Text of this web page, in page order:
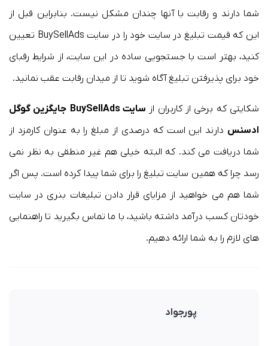
شما دارند و رقابت با آنها چندان مشکل نیست. بنابراین قبل از
این که قیمت تبلیغ در سایت خود را در سایت BuySellAds تعیین
کنید، بهتر است با جستجویی ساده در این سایت، از شرایط رقبای
خود برای پذیرفتن تبلیغ آگاه شوید تا از میدان رقابت عقب نمانید.
شکایتی که برخی از کاربران از سایتBuySellAds جایگزین گوگل
ادسنس دارند این است که درصدی از مبلغ را به عنوان کارمزد از
شما دریافت می کند. که البته خیلی هم غیر منطقی به نظر نمی
رسد چرا که همین سایت تبلیغ را برای شما پیدا کرده است. پس اگر
شما هم می خواهید از مزایای قرار دادن تبلیغات بنری در سایت
خودتان کسب درآمد داشته باشید، با ما تماس بگیرید تا راهنمایی
های لازم را به شما ارائه دهیم.
پورجواد